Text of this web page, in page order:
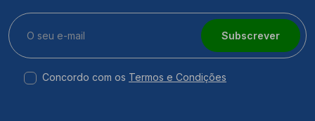
Subscrever
Concordo com os Termos e Condições